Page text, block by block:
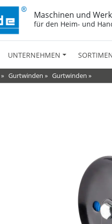
Maschinen und
für den Heim- und
UNTERNEHMEN
» Gurtwinden » Gurtwinden »